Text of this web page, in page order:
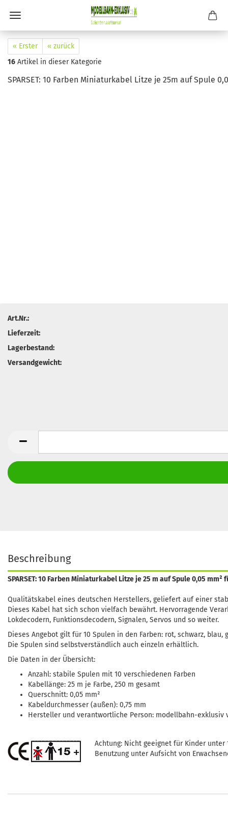
« Erster
« zurück
16 Artikel in dieser Kategorie
SPARSET: 10 Farben Miniaturkabel Litze je 25m auf Spule
Art.Nr.:
Lieferzeit:
Lagerbestand:
Versandgewicht:
Beschreibung
SPARSET: 10 Farben Miniaturkabel Litze je 25 m auf Spule 0,05
Qualitätskabel eines deutschen Herstellers, geliefert auf einer
Dieses Kabel hat sich schon vielfach bewährt. Hervorragende
Lokdecodern, Funktionsdecodern, Signalen, Servos und so weiter.
Dieses Angebot gilt für 10 Spulen in den Farben: rot, schwarz,
Die Spulen sind selbstverständlich auch einzeln erhältlich.
Die Daten in der Übersicht:
Anzahl: stabile Spulen mit 10 verschiedenen Farben
Kabellänge: 25 m je Farbe, 250 m gesamt
Querschnitt: 0,05 mm²
Kabeldurchmesser (außen): 0,75 mm
Hersteller und verantwortliche Person: modellbahn-exklusiv
Achtung: Nicht geeignet für Kinder unter
Benutzung unter Aufsicht von